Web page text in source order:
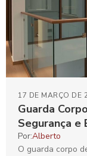
Guarda
Segurança e
17 DE MARÇO DE
Por:Alberto
O guarda corpo